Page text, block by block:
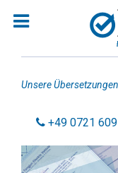
Jobsuche Rumänisch
Unsere
+49 0721